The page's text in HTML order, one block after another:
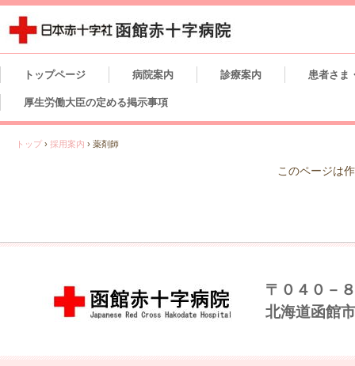
トップページ 病院案内 診療案内 患者さま
厚生労働大臣の定める掲示事項
トップ › 採用案内 › 薬剤師
このページは
〒０４０－
北海道函館